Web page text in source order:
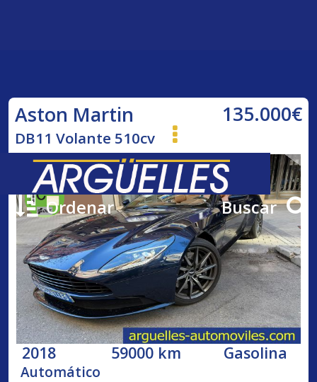
Ordenar Buscar
Aston Martin 135.000€
DB11 Volante 510cv
2018 59000 km Gasolina
Automático